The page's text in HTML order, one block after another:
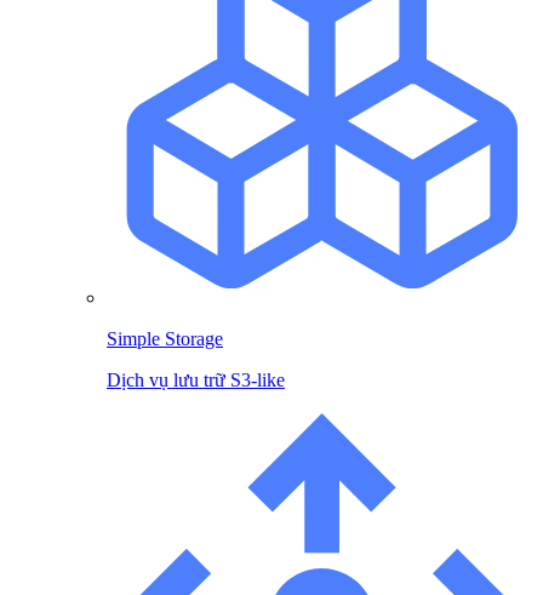
Simple Storage
Dịch vụ lưu trữ S3-like